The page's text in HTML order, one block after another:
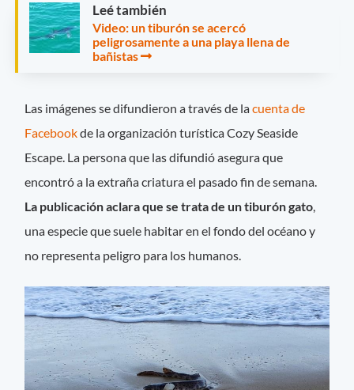
Leé también
Video: un tiburón se acercó
peligrosamente a una playa llena de
bañistas
Las imágenes se difundieron a través de lacuenta de
Facebookde la organización turística Cozy Seaside
Escape. La persona que las difundió asegura que
encontró a la extraña criatura el pasado fin de semana.
La publicación aclara que se trata de un tiburón gato,
una especie que suele habitar en el fondo del océano y
no representa peligro para los humanos.